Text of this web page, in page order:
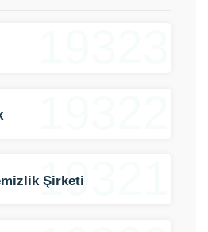
19321
Şirketi